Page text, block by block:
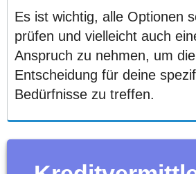
Es ist wichtig, alle Optionen
prüfen und vielleicht auch
Anspruch zu nehmen, um
Entscheidung für deine
Bedürfnisse zu treffen.